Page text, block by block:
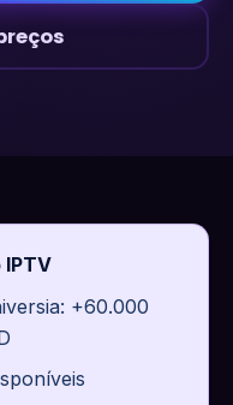
IPTV
+60.000